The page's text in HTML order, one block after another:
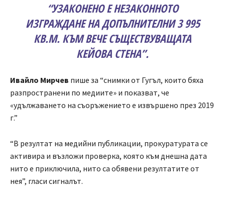
“УЗАКОНЕНО Е НЕЗАКОННОТО
ИЗГРАЖДАНЕ НА ДОПЪЛНИТЕЛНИ 3 995
КВ.М. КЪМ ВЕЧЕ СЪЩЕСТВУВАЩАТА
КЕЙОВА СТЕНА”.
Ивайло Мирчев пише за “снимки от Гугъл, които бяха
разпространени по медиите» и показват, че
«удължаването на съоръжението е извършено през 2019
г.”
“В резултат на медийни публикации, прокуратурата се
активира и възложи проверка, която към днешна дата
нито е приключила, нито са обявени резултатите от
нея”, гласи сигналът.